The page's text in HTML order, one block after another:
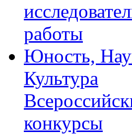
работы
Юность,
Культура
конкурсы